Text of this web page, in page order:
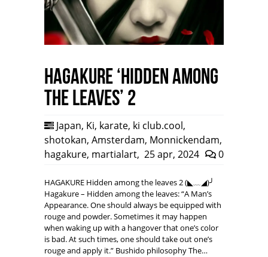
HAGAKURE ‘Hidden among
the leaves’ 2
Japan, Ki, karate, ki club.cool,
shotokan, Amsterdam, Monnickendam,
hagakure, martialart, 25 apr, 2024 0
HAGAKURE Hidden among the leaves 2 (◣﹏◢)╯
Hagakure – Hidden among the leaves: “A Man’s
Appearance. One should always be equipped with
rouge and powder. Sometimes it may happen
when waking up with a hangover that one’s color
is bad. At such times, one should take out one’s
rouge and apply it.” Bushido philosophy The…